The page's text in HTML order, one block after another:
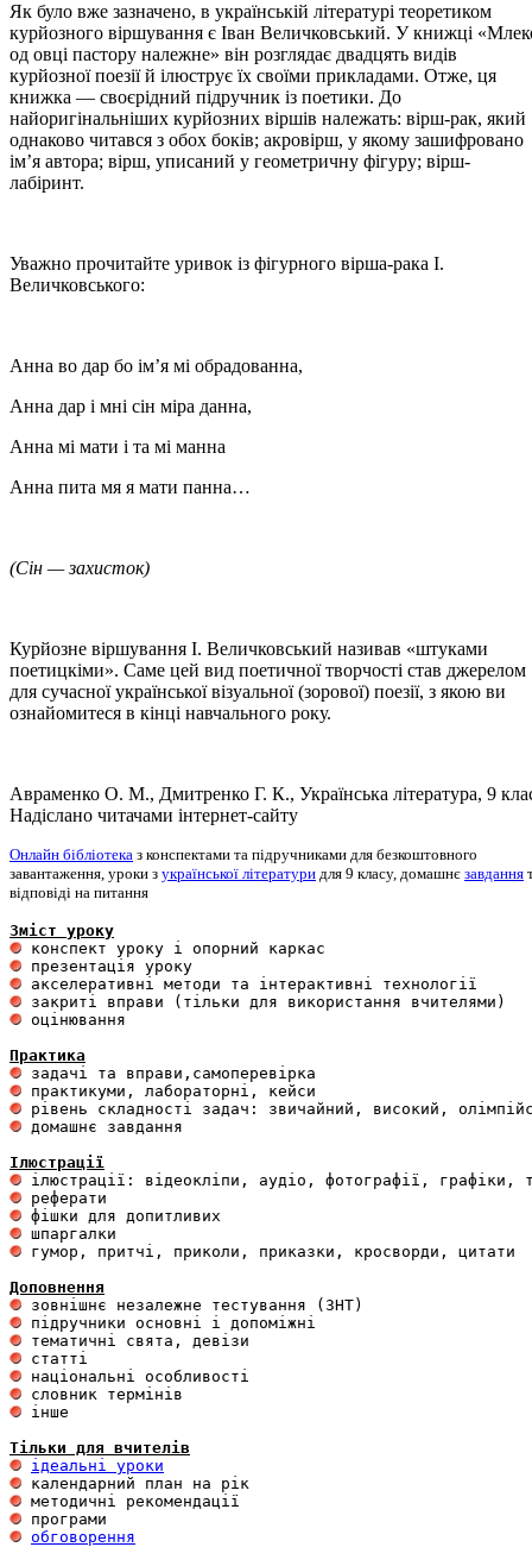
Як було вже зазначено, в українській літературі теоретиком
курйозного віршування є Іван Величковський. У книжці
од овці пастору належне» він розглядає двадцять видів
курйозної поезії й ілюструє їх своїми прикладами. Отже, ця
книжка — своєрідний підручник із поетики. До
найоригінальніших курйозних віршів належать: вірш-рак, який
однаково читався з обох боків; акровірш, у якому зашифровано
ім’я автора; вірш, уписаний у геометричну фігуру; вірш-
лабіринт.
Уважно прочитайте уривок із фігурного вірша-рака І.
Величковського:
Анна во дар бо ім’я мі обрадованна,
Анна дар і мні сін міра данна,
Анна мі мати і та мі манна
Анна пита мя я мати панна…
(Сін — захисток)
Курйозне віршування І. Величковський називав «штуками
поетицкіми». Саме цей вид поетичної творчості став джерелом
для сучасної української візуальної (зорової) поезії, з якою ви
ознайомитеся в кінці навчального року.
Авраменко О. М., Дмитренко Г. К., Українська література, 9
Надіслано читачами інтернет-сайту
Онлайн бібліотека з конспектами та підручниками для безкоштовного
завантаження, уроки з української літератури для 9 класу, домашнє завдання
відповіді на питання
Зміст уроку
оцінювання
Практика
домашнє завдання
Ілюстрації
гумор, притчі, приколи, приказки, кросворди, цитати
Доповнення
інше
Тільки для вчителів
ідеальні уроки
обговорення